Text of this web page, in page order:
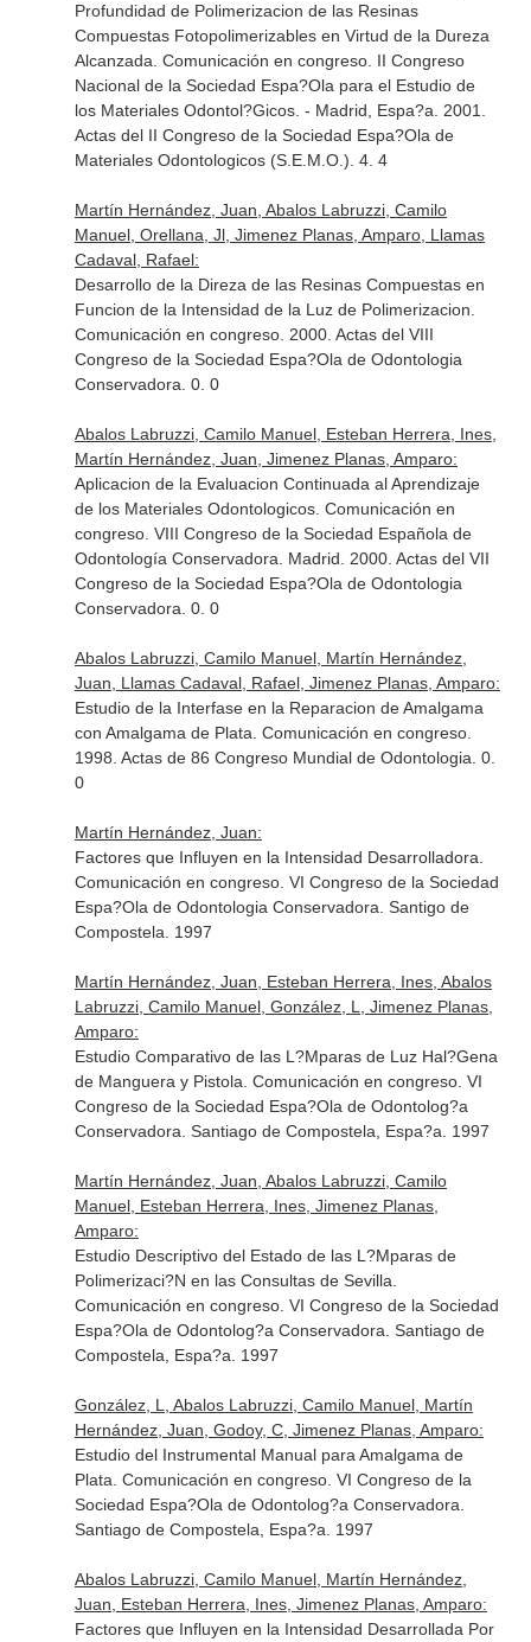
Profundidad de Polimerizacion de las Resinas
Compuestas Fotopolimerizables en Virtud de la Dureza
Alcanzada. Comunicación en congreso. II Congreso
Nacional de la Sociedad Espa?Ola para el Estudio de
los Materiales Odontol?Gicos. - Madrid, Espa?a. 2001.
Actas del II Congreso de la Sociedad Espa?Ola de
Materiales Odontologicos (S.E.M.O.). 4. 4
Martín Hernández, Juan, Abalos Labruzzi, Camilo
Manuel, Orellana, Jl, Jimenez Planas, Amparo, Llamas
Cadaval, Rafael:
Desarrollo de la Direza de las Resinas Compuestas en
Funcion de la Intensidad de la Luz de Polimerizacion.
Comunicación en congreso. 2000. Actas del VIII
Congreso de la Sociedad Espa?Ola de Odontologia
Conservadora. 0. 0
Abalos Labruzzi, Camilo Manuel, Esteban Herrera, Ines,
Martín Hernández, Juan, Jimenez Planas, Amparo:
Aplicacion de la Evaluacion Continuada al Aprendizaje
de los Materiales Odontologicos. Comunicación en
congreso. VIII Congreso de la Sociedad Española de
Odontología Conservadora. Madrid. 2000. Actas del VII
Congreso de la Sociedad Espa?Ola de Odontologia
Conservadora. 0. 0
Abalos Labruzzi, Camilo Manuel, Martín Hernández,
Juan, Llamas Cadaval, Rafael, Jimenez Planas, Amparo:
Estudio de la Interfase en la Reparacion de Amalgama
con Amalgama de Plata. Comunicación en congreso.
1998. Actas de 86 Congreso Mundial de Odontologia. 0.
0
Martín Hernández, Juan:
Factores que Influyen en la Intensidad Desarrolladora.
Comunicación en congreso. VI Congreso de la Sociedad
Espa?Ola de Odontologia Conservadora. Santigo de
Compostela. 1997
Martín Hernández, Juan, Esteban Herrera, Ines, Abalos
Labruzzi, Camilo Manuel, González, L, Jimenez Planas,
Amparo:
Estudio Comparativo de las L?Mparas de Luz Hal?Gena
de Manguera y Pistola. Comunicación en congreso. VI
Congreso de la Sociedad Espa?Ola de Odontolog?a
Conservadora. Santiago de Compostela, Espa?a. 1997
Martín Hernández, Juan, Abalos Labruzzi, Camilo
Manuel, Esteban Herrera, Ines, Jimenez Planas,
Amparo:
Estudio Descriptivo del Estado de las L?Mparas de
Polimerizaci?N en las Consultas de Sevilla.
Comunicación en congreso. VI Congreso de la Sociedad
Espa?Ola de Odontolog?a Conservadora. Santiago de
Compostela, Espa?a. 1997
González, L, Abalos Labruzzi, Camilo Manuel, Martín
Hernández, Juan, Godoy, C, Jimenez Planas, Amparo:
Estudio del Instrumental Manual para Amalgama de
Plata. Comunicación en congreso. VI Congreso de la
Sociedad Espa?Ola de Odontolog?a Conservadora.
Santiago de Compostela, Espa?a. 1997
Abalos Labruzzi, Camilo Manuel, Martín Hernández,
Juan, Esteban Herrera, Ines, Jimenez Planas, Amparo:
Factores que Influyen en la Intensidad Desarrollada Por